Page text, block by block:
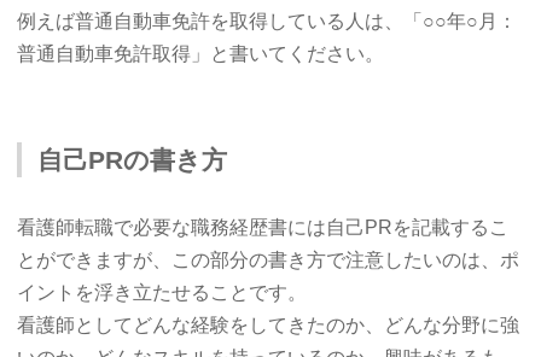
例えば普通自動車免許を取得している人は、「○○年○月：
普通自動車免許取得」と書いてください。
自己PRの書き方
看護師転職で必要な職務経歴書には自己PRを記載するこ
とができますが、この部分の書き方で注意したいのは、ポ
イントを浮き立たせることです。
看護師としてどんな経験をしてきたのか、どんな分野に強